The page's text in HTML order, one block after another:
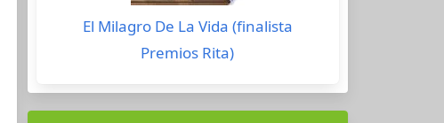
El Milagro De La Vida (finalista
Premios Rita)